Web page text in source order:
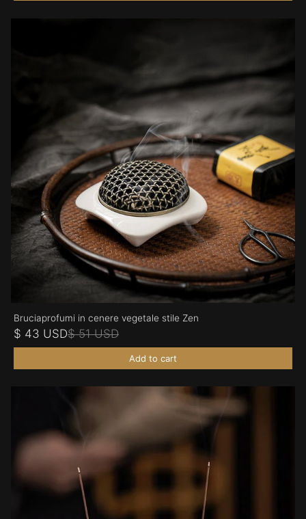
Bruciaprofumi in cenere vegetale stile Zen
$ 43 USD$ 51 USD
Add to cart